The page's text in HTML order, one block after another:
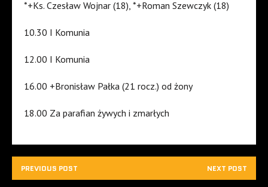
*+Ks. Czesław Wojnar (18), *+Roman Szewczyk (18)
10.30 I Komunia
12.00 I Komunia
16.00 +Bronisław Pałka (21 rocz.) od żony
18.00 Za parafian żywych i zmarłych
PREVIOUS POST NEXT POST